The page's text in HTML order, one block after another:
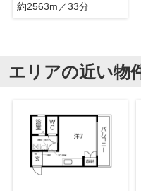
約2563m／33分
エリアの近い物